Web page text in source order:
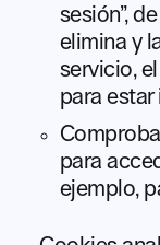
sesión”,
elimina y
servicio,
para
para
ejemplo,